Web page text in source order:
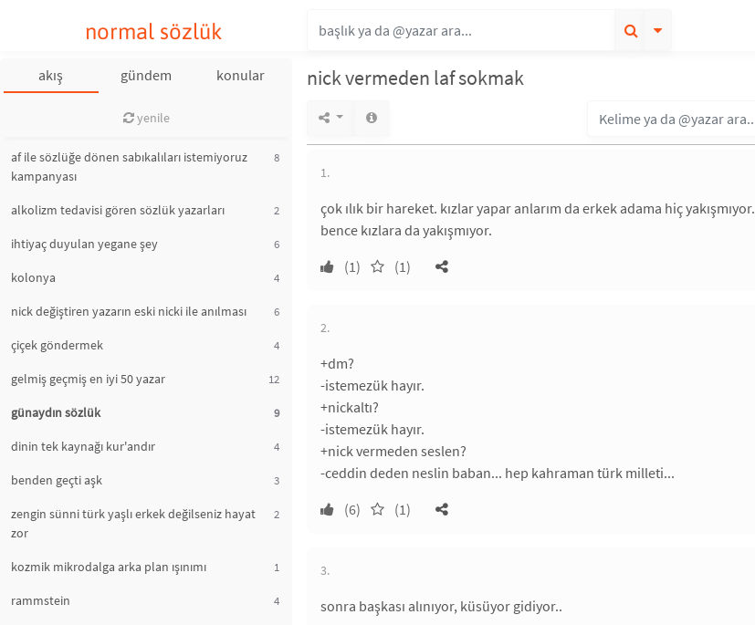
normal sözlük
akış gündem konular
yenile
af ile sözlüğe dönen sabıkalıları istemiyoruz
kampanyası
8
alkolizm tedavisi gören sözlük yazarları 2
ihtiyaç duyulan yegane şey 6
kolonya 4
nick değiştiren yazarın eski nicki ile anılması 6
çiçek göndermek 4
gelmiş geçmiş en iyi 50 yazar 12
günaydın sözlük 9
dinin tek kaynağı kur'andır 4
benden geçti aşk 3
zengin sünni türk yaşlı erkek değilseniz hayat
zor
2
kozmik mikrodalga arka plan ışınımı 1
rammstein 4
nick vermeden laf sokmak
1.
çok ılık bir hareket. kızlar yapar anlarım da erkek adama hiç yakışmıyor.
bence kızlara da yakışmıyor.
(1)
(1)
2.
+dm?
-istemezük hayır.
+nickaltı?
-istemezük hayır.
+nick vermeden seslen?
-ceddin deden neslin baban... hep kahraman türk milleti...
(6)
(1)
3.
sonra başkası alınıyor, küsüyor gidiyor..